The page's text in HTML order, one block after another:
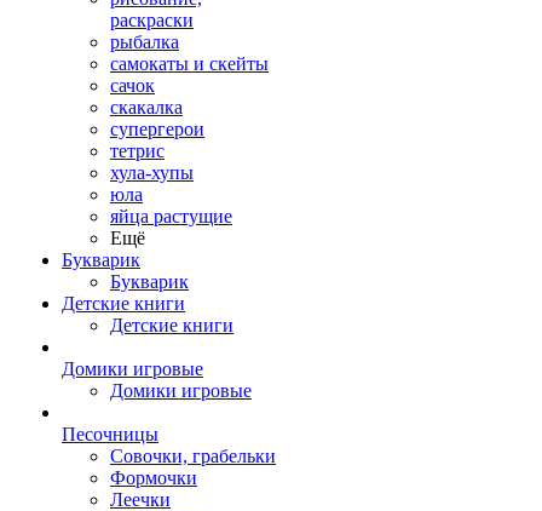
раскраски
рыбалка
самокаты и скейты
сачок
скакалка
супергерои
тетрис
хула-хупы
юла
яйца растущие
Ещё
Букварик
Букварик
Детские книги
Детские книги
Домики игровые
Домики игровые
Песочницы
Совочки, грабельки
Формочки
Леечки